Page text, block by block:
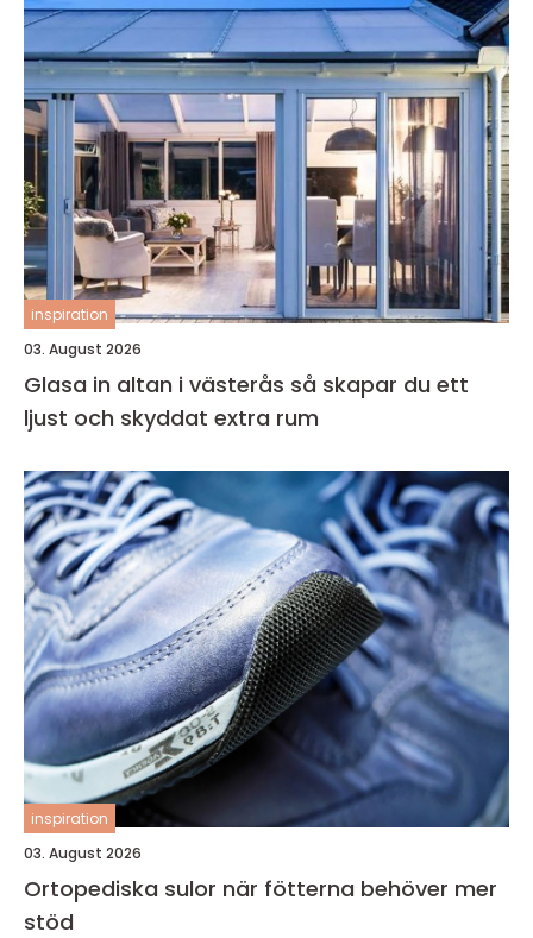
inspiration
03. August 2026
Glasa in altan i västerås så skapar du ett
ljust och skyddat extra rum
inspiration
03. August 2026
Ortopediska sulor när fötterna behöver mer
stöd